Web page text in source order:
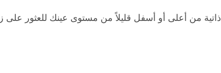
من أعلى أو أسفل قليلاً من مستوى عينك للعثور على